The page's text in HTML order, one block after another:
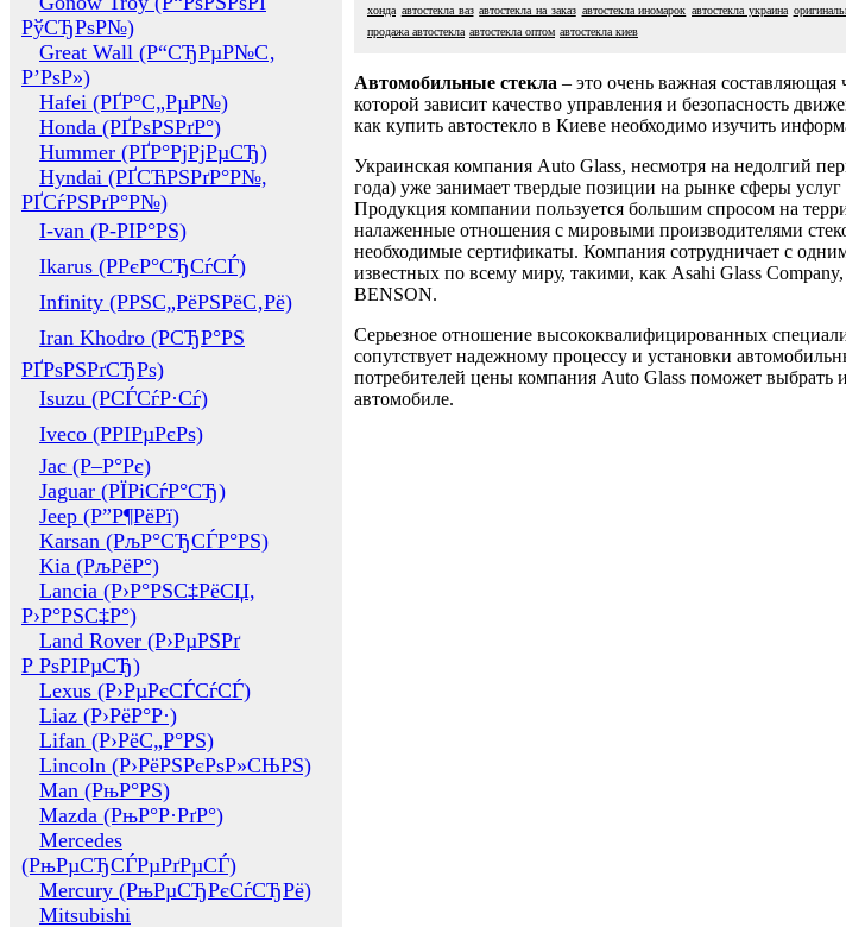
РўСЂРѕР№)
Great Wall (Р“СЂРµР№С‚
Р’РѕР»)
Hafei (РҐР°С„РµР№)
Honda (РҐРѕРЅРґР°)
Hummer (РҐР°РјРјРµСЂ)
Hyndai (РҐСЋРЅРґР°Р№,
РҐСѓРЅРґР°Р№)
I-van (Р-РІР°РЅ)
Ikarus (РРєР°СЂСѓСЃ)
Infinity (РРЅС„РёРЅРёС‚Рё)
Iran Khodro (РСЂР°РЅ
РҐРѕРЅРґСЂРѕ)
Isuzu (РСЃСѓР·Сѓ)
Iveco (РРІРµРєРѕ)
Jac (Р–Р°Рє)
Jaguar (РЇРіСѓР°СЂ)
Jeep (Р”Р¶РёРї)
Karsan (РљР°СЂСЃР°РЅ)
Kia (РљРёР°)
Lancia (Р›Р°РЅС‡РёСЏ,
Р›Р°РЅС‡Р°)
Land Rover (Р›РµРЅРґ
Р РѕРІРµСЂ)
Lexus (Р›РµРєСЃСѓСЃ)
Liaz (Р›РёР°Р·)
Lifan (Р›РёС„Р°РЅ)
Lincoln (Р›РёРЅРєРѕР»СЊРЅ)
Man (РњР°РЅ)
Mazda (РњР°Р·РґР°)
Mercedes
(РњРµСЂСЃРµРґРµСЃ)
Mercury (РњРµСЂРєСѓСЂРё)
Mitsubishi
хонда автостекла ваз автостекла на заказ автостекла иномарок автостекла украина
продажа автостекла автостекла оптом автостекла киев
Автомобильные стекла – это очень важная составляющая
которой зависит качество управления и безопасность
как купить автостекло в Киеве необходимо изучить
Украинская компания Auto Glass, несмотря на недолгий
года) уже занимает твердые позиции на рынке сферы
Продукция компании пользуется большим спросом на
налаженные отношения с мировыми производителями
необходимые сертификаты. Компания сотрудничает с
известных по всему миру, такими, как Asahi Glass
BENSON.
Серьезное отношение высококвалифицированных
сопутствует надежному процессу и установки
потребителей цены компания Auto Glass поможет выбрать
автомобиле.